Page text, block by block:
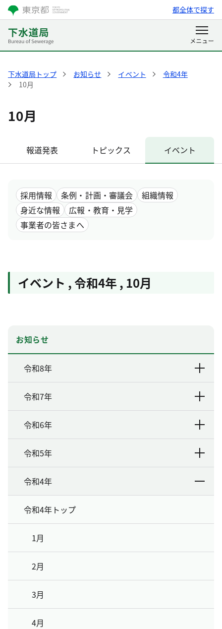
都全体で探す
下水道局トップ お知らせ イベント
令和4年
10月
10月
報道発表 トピックス イベント
採用情報 条例・計画・審議会
組織情報
身近な情報
広報・教育・見学
事業者の皆さまへ
イベント ,令和4年 , 10月
お知らせ
令和8年
令和7年
令和6年
令和5年
令和4年
令和4年トップ
1月
2月
3月
4月